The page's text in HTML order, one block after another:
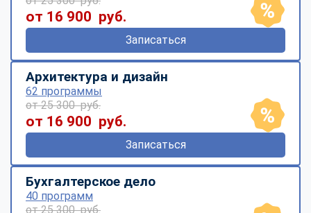
от 16 900 руб.
Записаться
Архитектура и дизайн
62 программы
от 25 300 руб.
от 16 900 руб.
Записаться
Бухгалтерское дело
40 программ
от 25 300 руб.